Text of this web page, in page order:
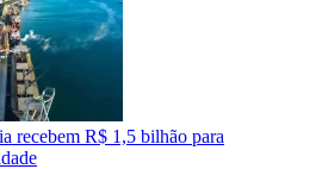
recebem R$ 1,5 bilhão para